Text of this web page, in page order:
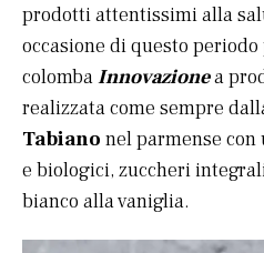
prodotti attentissimi alla
occasione di questo
colombaInnovazionea
realizzata come sempre
Tabiano nel parmense
e biologici, zuccheri
bianco alla vaniglia.